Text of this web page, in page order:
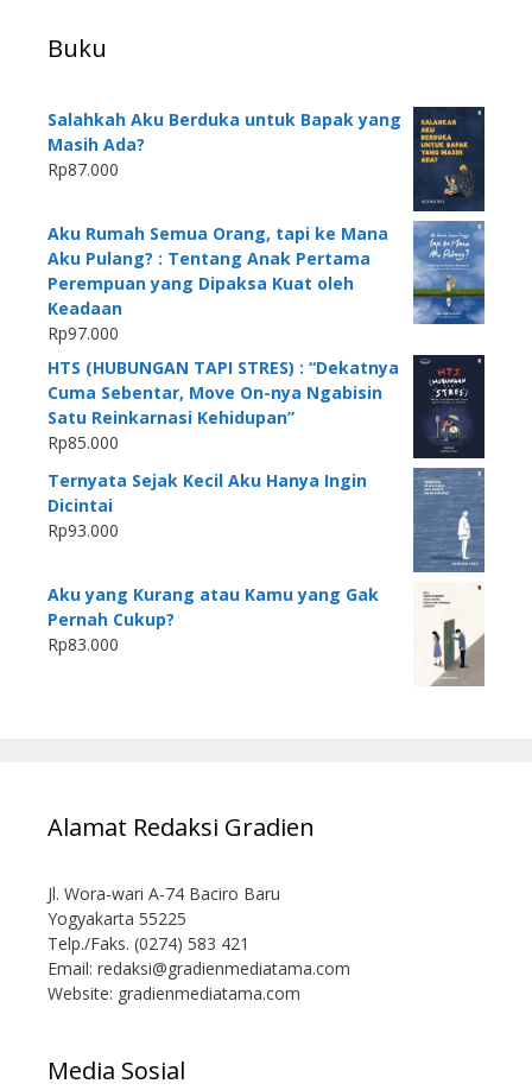
Buku
Salahkah Aku Berduka untuk Bapak yang
Masih Ada?
Rp87.000
Aku Rumah Semua Orang, tapi ke Mana
Aku Pulang? : Tentang Anak Pertama
Perempuan yang Dipaksa Kuat oleh
Keadaan
Rp97.000
HTS (HUBUNGAN TAPI STRES) : “Dekatnya
Cuma Sebentar, Move On-nya Ngabisin
Satu Reinkarnasi Kehidupan”
Rp85.000
Ternyata Sejak Kecil Aku Hanya Ingin
Dicintai
Rp93.000
Aku yang Kurang atau Kamu yang Gak
Pernah Cukup?
Rp83.000
Alamat Redaksi Gradien
Jl. Wora-wari A-74 Baciro Baru
Yogyakarta 55225
Telp./Faks. (0274) 583 421
Email: redaksi@gradienmediatama.com
Website: gradienmediatama.com
Media Sosial